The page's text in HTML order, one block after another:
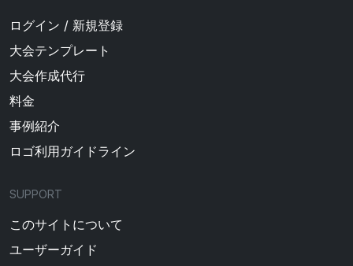
ログイン / 新規登録
大会テンプレート
大会作成代行
料金
事例紹介
ロゴ利用ガイドライン
SUPPORT
このサイトについて
ユーザーガイド